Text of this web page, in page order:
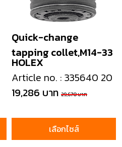
HOLEX
Quick-change
tapping collet,M14-33
Article no. : 335640 20
19,286 บาท 29,670 บาท
เลือกไซส์